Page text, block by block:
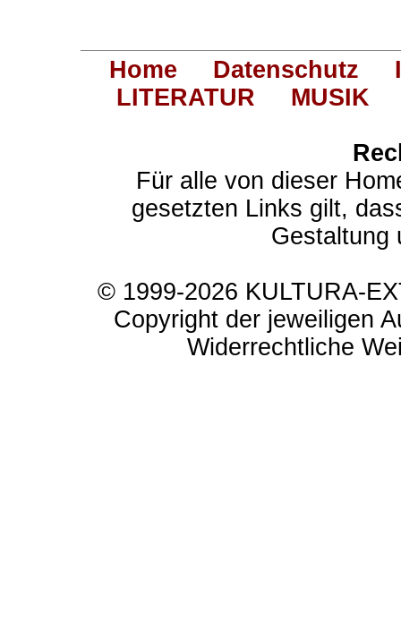
Home Datenschutz
LITERATUR
MUSIK
Für alle von dieser
gesetzten Links gilt,
Gestaltung
© 1999-2026 KULTURA-
Copyright der jeweiligen
Widerrechtliche